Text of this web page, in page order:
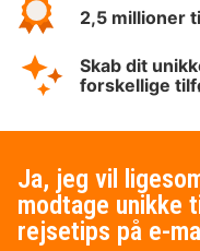
2,5 millioner
Skab dit
forskellige
Ja, jeg vil
modtage unikke
rejsetips på e-